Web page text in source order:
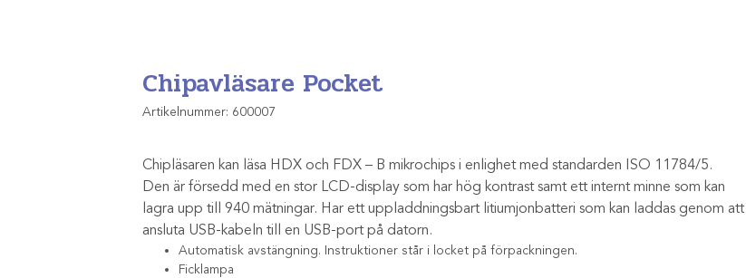
Chipavläsare Pocket
Artikelnummer: 600007
Chipläsaren kan läsa HDX och FDX – B mikrochips i enlighet med standarden ISO 11784/5.
Den är försedd med en stor LCD-display som har hög kontrast samt ett internt minne som kan
lagra upp till 940 mätningar. Har ett uppladdningsbart litiumjonbatteri som kan laddas genom att
ansluta USB-kabeln till en USB-port på datorn.
Automatisk avstängning. Instruktioner står i locket på förpackningen.
Ficklampa